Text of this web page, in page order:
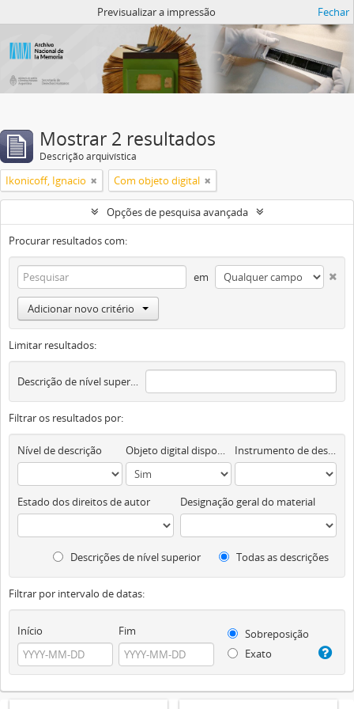
Previsualizar a impressão Fechar
Mostrar 2 resultados
Descrição arquivística
Ikonicoff, Ignacio Com objeto digital
Opções de pesquisa avançada
Procurar resultados com:
em
Adicionar novo critério
Limitar resultados:
Descrição de nível superior
Filtrar os resultados por:
Nível de descrição Objeto digital disponível Instrumento de descrição documental
Estado dos direitos de autor Designação geral do material
Descrições de nível superior Todas as descrições
Filtrar por intervalo de datas:
Início Fim
Sobreposição
Exato